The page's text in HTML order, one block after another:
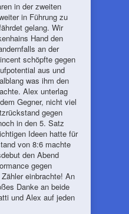
in der zweiten
in Führung zu
gelang. Wir
Hand den
an der
schöpfte gegen
aus und
was ihm den
Alex unterlag
Gegner, nicht viel
gegen
in den 5. Satz
Ideen hatte für
von 8:6 machte
den Abend
gegen
einbrachte! An
Danke an beide
und Alex auf jeden